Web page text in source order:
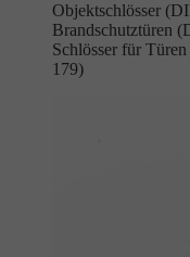
Objektschlösser
Brandschutztüren
Schlösser für
179)